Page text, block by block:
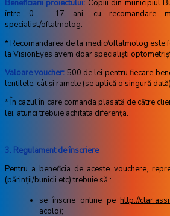
Beneficiarii proiectului: Copiii din municipiul
între 0 – 17 ani, cu recomandare
specialist/oftalmolog.
* Recomandarea de la medic/oftalmolog este
la VisionEyes avem doar specialişti
Valoare voucher: 500 de lei pentru fiecare
lentilele, cât şi ramele (se aplică o singură
* În cazul în care comanda plasată de către
lei, atunci trebuie achitata diferenţa.
3. Regulament de înscriere
Pentru a beneficia de aceste vouchere,
(părinţii/bunicii etc) trebuie să :
se înscrie online pehttp://
acolo);